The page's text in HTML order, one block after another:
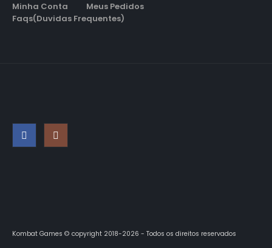
Minha Conta
Meus Pedidos
Faqs(Duvidas Frequentes)
Kombat Games © copyright 2018-2026 - Todos os direitos reservados